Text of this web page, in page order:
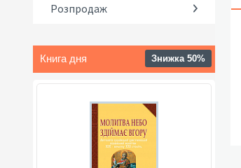
Розпродаж
Книга дня Знижка 50%